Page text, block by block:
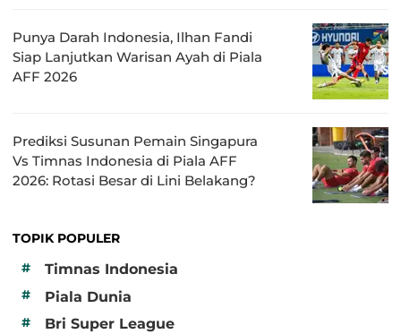
Punya Darah Indonesia, Ilhan Fandi
Siap Lanjutkan Warisan Ayah di Piala
AFF 2026
Prediksi Susunan Pemain Singapura
Vs Timnas Indonesia di Piala AFF
2026: Rotasi Besar di Lini Belakang?
TOPIK POPULER
#
Timnas Indonesia
# Piala Dunia
# Bri Super League